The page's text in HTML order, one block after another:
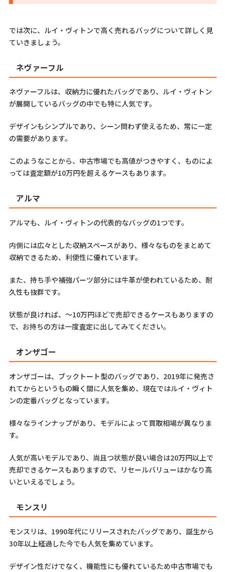
では次に、ルイ・ヴィトンで高く売れるバッグについて詳しく見
ていきましょう。
ネヴァーフル
ネヴァーフルは、収納力に優れたバッグであり、ルイ・ヴィトン
が展開しているバッグの中でも特に人気です。
デザインもシンプルであり、シーン問わず使えるため、常に一定
の需要があります。
このようなことから、中古市場でも高値がつきやすく、ものによ
っては査定額が10万円を超えるケースもあります。
アルマ
アルマも、ルイ・ヴィトンの代表的なバッグの1つです。
内側には広々とした収納スペースがあり、様々なものをまとめて
収納できるため、利便性に優れています。
また、持ち手や補強パーツ部分には牛革が使われているため、耐
久性も抜群です。
状態が良ければ、～10万円ほどで売却できるケースもありますの
で、お持ちの方は一度査定に出してみてください。
オンザゴー
オンザゴーは、ブックトート型のバッグであり、2019年に発売さ
れてからというもの瞬く間に人気を集め、現在ではルイ・ヴィト
ンの定番バッグとなっています。
様々なラインナップがあり、モデルによって買取相場が異なりま
す。
人気が高いモデルであり、尚且つ状態が良い場合は20万円以上で
売却できるケースもありますので、リセールバリューはかなり高
いといえるでしょう。
モンスリ
モンスリは、1990年代にリリースされたバッグであり、誕生から
30年以上経過した今でも人気を集めています。
デザイン性だけでなく、機能性にも優れているため中古市場でも